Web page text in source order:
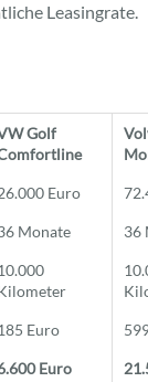
Leasingrate.
Golf
Euro
Monate 36
Euro
Euro